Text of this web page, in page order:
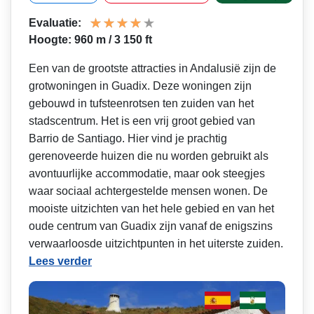
Evaluatie:
Hoogte: 960 m / 3 150 ft
Een van de grootste attracties in Andalusië zijn de
grotwoningen in Guadix. Deze woningen zijn
gebouwd in tufsteenrotsen ten zuiden van het
stadscentrum. Het is een vrij groot gebied van
Barrio de Santiago. Hier vind je prachtig
gerenoveerde huizen die nu worden gebruikt als
avontuurlijke accommodatie, maar ook steegjes
waar sociaal achtergestelde mensen wonen. De
mooiste uitzichten van het hele gebied en van het
oude centrum van Guadix zijn vanaf de enigszins
verwaarloosde uitzichtpunten in het uiterste zuiden.
Lees verder